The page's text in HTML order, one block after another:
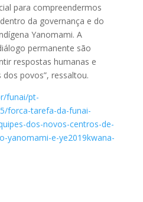
para compreendermos
da governança e do
Yanomami. A
permanente são
respostas humanas e
dos povos”, ressaltou.
funai/pt-
forca-tarefa-da-funai-
dos-novos-centros-de-
yanomami-e-ye2019kwana-